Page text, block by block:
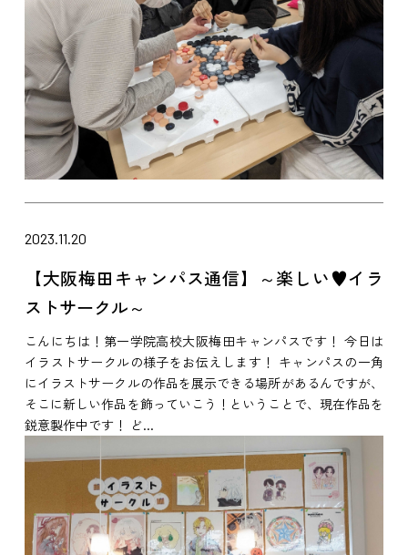
2023.11.20
【大阪梅田キャンパス通信】～楽しい♥イラ
ストサークル～
こんにちは！第一学院高校大阪梅田キャンパスです！ 今日は
イラストサークルの様子をお伝えします！ キャンパスの一角
にイラストサークルの作品を展示できる場所があるんですが、
そこに新しい作品を飾っていこう！ということで、現在作品を
鋭意製作中です！ ど...